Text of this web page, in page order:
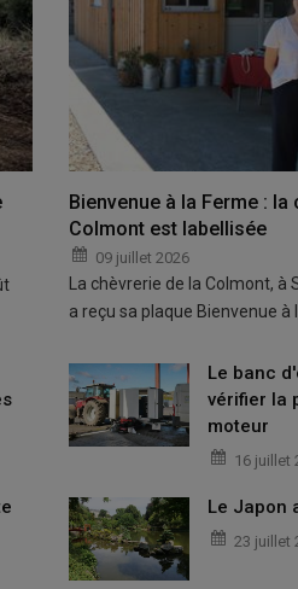
Bienvenue à la Ferme : la
Colmont est labellisée
09 juillet 2026
La chèvrerie de la Colmont,
a reçu sa plaque Bienvenue à
Le banc
vérifier la
moteur
16 juillet
Le Japon
23 juillet